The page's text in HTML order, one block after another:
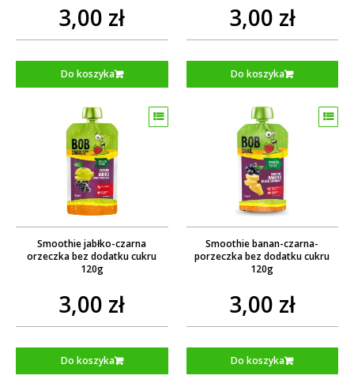
3,00 zł
Do koszyka
3,00 zł
Do koszyka
Smoothie jabłko-czarna
orzeczka bez dodatku cukru
120g
3,00 zł
Do koszyka
Smoothie banan-czarna-
porzeczka bez dodatku cukru
120g
3,00 zł
Do koszyka